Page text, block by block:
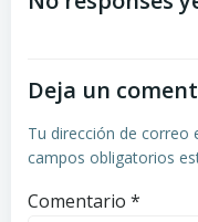
Deja un
Tu dirección de correo
campos obligatorios
Comentario *